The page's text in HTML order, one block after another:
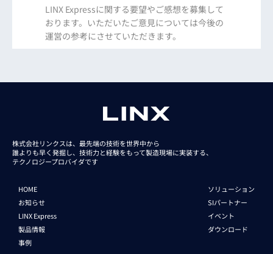
LINX Expressに関する要望やご感想を募集して
おります。いただいたご意見については今後の
運営の参考にさせていただきます。
株式会社リンクスは、最先端の技術を世界中から
誰よりも早く発掘し、技術力と経験をもって製造現場に実装する、
テクノロジープロバイダです
HOME
お知らせ
LINX Express
製品情報
事例
ソリューション
SIパートナー
イベント
ダウンロード